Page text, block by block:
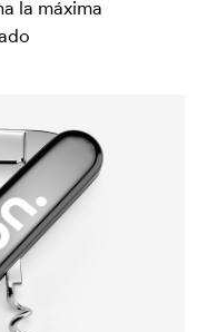
la máxima